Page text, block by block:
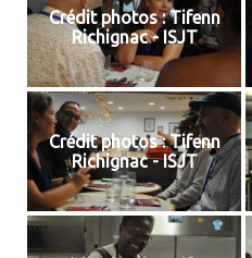
Crédit photos : Tifenn
Richignac - ISJT
Crédit photos : Tifenn
Richignac - ISJT